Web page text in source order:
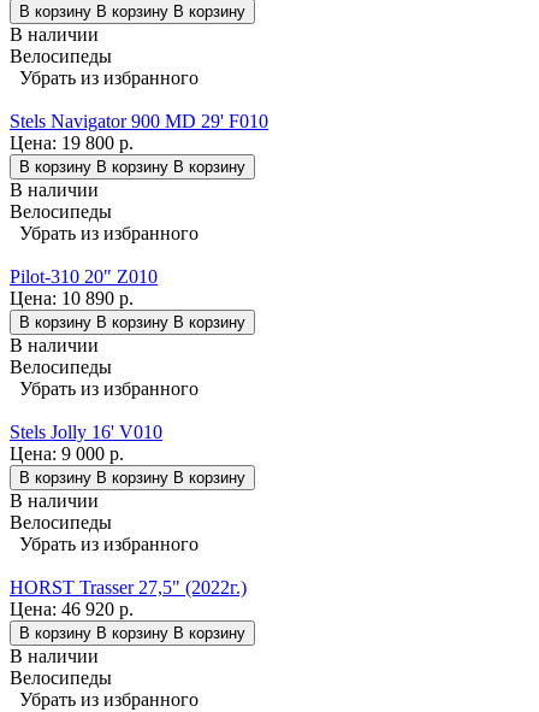
В корзину В корзину В корзину
В наличии
Велосипеды
Убрать из избранного
Stels Navigator 900 MD 29' F010
Цена: 19 800 р.
В корзину В корзину В корзину
В наличии
Велосипеды
Убрать из избранного
Pilot-310 20" Z010
Цена: 10 890 р.
В корзину В корзину В корзину
В наличии
Велосипеды
Убрать из избранного
Stels Jolly 16' V010
Цена: 9 000 р.
В корзину В корзину В корзину
В наличии
Велосипеды
Убрать из избранного
HORST Trasser 27,5" (2022г.)
Цена: 46 920 р.
В корзину В корзину В корзину
В наличии
Велосипеды
Убрать из избранного